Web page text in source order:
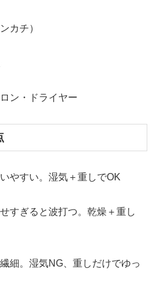
カチ）
ン・ドライヤー
いやすい。湿気＋重しでOK
せすぎると波打つ。乾燥＋重し
繊細。湿気NG、重しだけでゆっ